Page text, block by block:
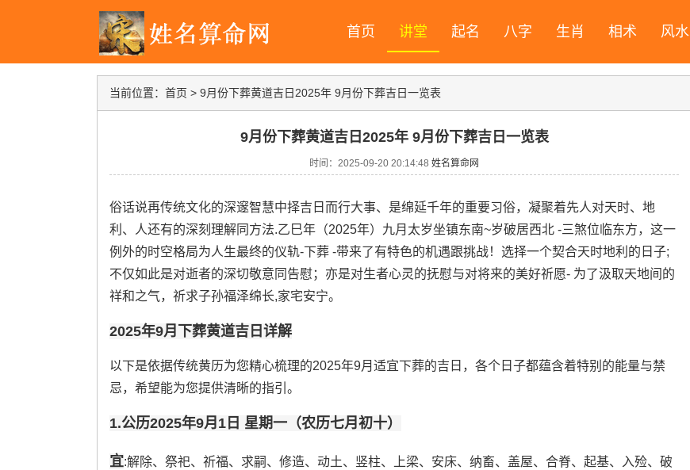
首页 讲堂 起名 八字 生肖 相术 风水
当前位置： 首页 > 9月份下葬黄道吉日2025年 9月份下葬吉日一览表
9月份下葬黄道吉日2025年 9月份下葬吉日一览表
时间：2025-09-20 20:14:48 姓名算命网
俗话说再传统文化的深邃智慧中择吉日而行大事、是绵延千年的重要习俗，凝聚着先人对天时、地
利、人还有的深刻理解同方法.乙巳年（2025年）九月太岁坐镇东南~岁破居西北 -三煞位临东方，这一
例外的时空格局为人生最终的仪轨-下葬 -带来了有特色的机遇跟挑战！选择一个契合天时地利的日子;
不仅如此是对逝者的深切敬意同告慰；亦是对生者心灵的抚慰与对将来的美好祈愿- 为了汲取天地间的
祥和之气，祈求子孙福泽绵长,家宅安宁。
2025年9月下葬黄道吉日详解
以下是依据传统黄历为您精心梳理的2025年9月适宜下葬的吉日，各个日子都蕴含着特别的能量与禁
忌，希望能为您提供清晰的指引。
1.公历2025年9月1日 星期一（农历七月初十）
宜:解除、祭祀、祈福、求嗣、修造、动土、竖柱、上梁、安床、纳畜、盖屋、合脊、起基、入殓、破